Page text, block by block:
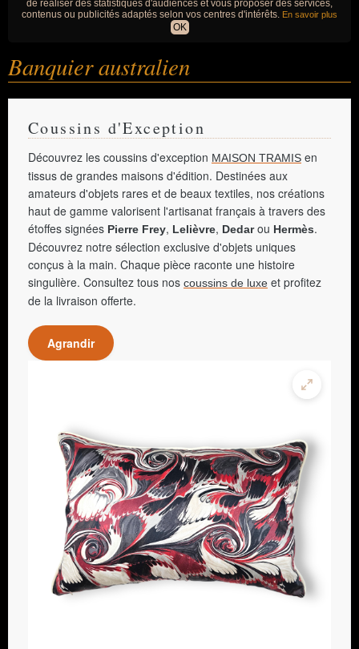
de réaliser des statistiques d'audiences et vous proposer des services,
contenus ou publicités adaptés selon vos centres d'intérêts. En savoir plus
OK
Banquier australien
Coussins d'Exception
Découvrez les coussins d'exception MAISON TRAMIS en
tissus de grandes maisons d'édition. Destinées aux
amateurs d'objets rares et de beaux textiles, nos créations
haut de gamme valorisent l'artisanat français à travers des
étoffes signées Pierre Frey, Lelièvre, Dedarou Hermès.
Découvrez notre sélection exclusive d'objets uniques
conçus à la main. Chaque pièce raconte une histoire
singulière. Consultez tous nos coussins de luxe et profitez
de la livraison offerte.
Agrandir